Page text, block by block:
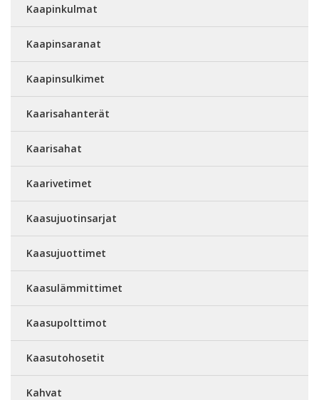
Kaapinkulmat
Kaapinsaranat
Kaapinsulkimet
Kaarisahanterät
Kaarisahat
Kaarivetimet
Kaasujuotinsarjat
Kaasujuottimet
Kaasulämmittimet
Kaasupolttimot
Kaasutohosetit
Kahvat